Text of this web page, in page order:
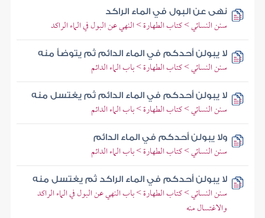
نهى عن البول في الماء الراكد
سنن النسائي > كتاب الطهارة > النهي عن البول في الماء الراكد
لا يبولن أحدكم في الماء الدائم ثم يتوضأ منه
سنن النسائي > كتاب الطهارة > باب الماء الدائم
لا يبولن أحدكم في الماء الدائم ثم يغتسل منه
سنن النسائي > كتاب الطهارة > باب الماء الدائم
ولا يبولن أحدكم في الماء الدائم
سنن النسائي > كتاب الطهارة > باب الماء الدائم
لا يبولن أحدكم في الماء الراكد ثم يغتسل منه
سنن النسائي > كتاب الطهارة > باب النهي عن البول في الماء الراكد
والاغتسال منه